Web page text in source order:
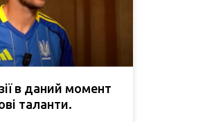
в даний момент
таланти.